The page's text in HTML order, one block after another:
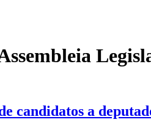
candidatos a